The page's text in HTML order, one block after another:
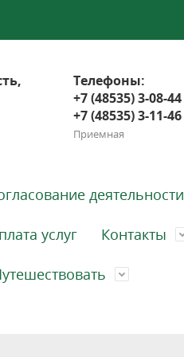
Телефоны:
+7 (48535) 3-08-44
+7 (48535) 3-11-46
Приемная
деятельности
услуг Контакты